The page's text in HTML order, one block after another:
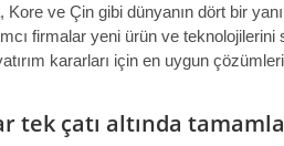
ve Çin gibi dünyanın dört bir
firmalar yeni ürün ve
kararları için en uygun
tek çatı altında